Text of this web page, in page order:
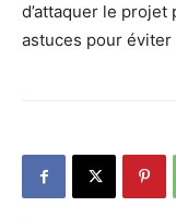
d’attaquer le
astuces pour